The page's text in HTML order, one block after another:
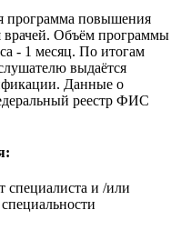
программа повышения
врачей. Объём программы
- 1 месяц. По итогам
выдаётся
Данные о
реестр ФИС
специалиста и /или